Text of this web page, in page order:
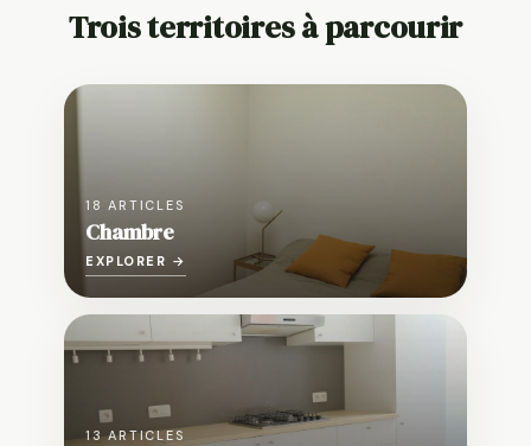
Trois territoires à parcourir
18 ARTICLES
Chambre
EXPLORER →
13 ARTICLES